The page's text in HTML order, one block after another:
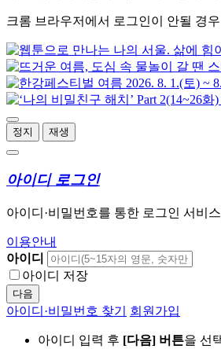
크롬 브라우저에서 로그인이 안될 경우
정지 재생
아이디 로그인
아이디·비밀번호를 통한 로그인 서비
이용안내
아이디
아이디 저장
다음
아이디·비밀번호 찾기 회원가입
아이디 입력 후 [다음] 버튼을 선